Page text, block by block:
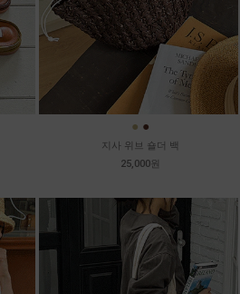
● ●
지사 위브 숄더 백
25,000원